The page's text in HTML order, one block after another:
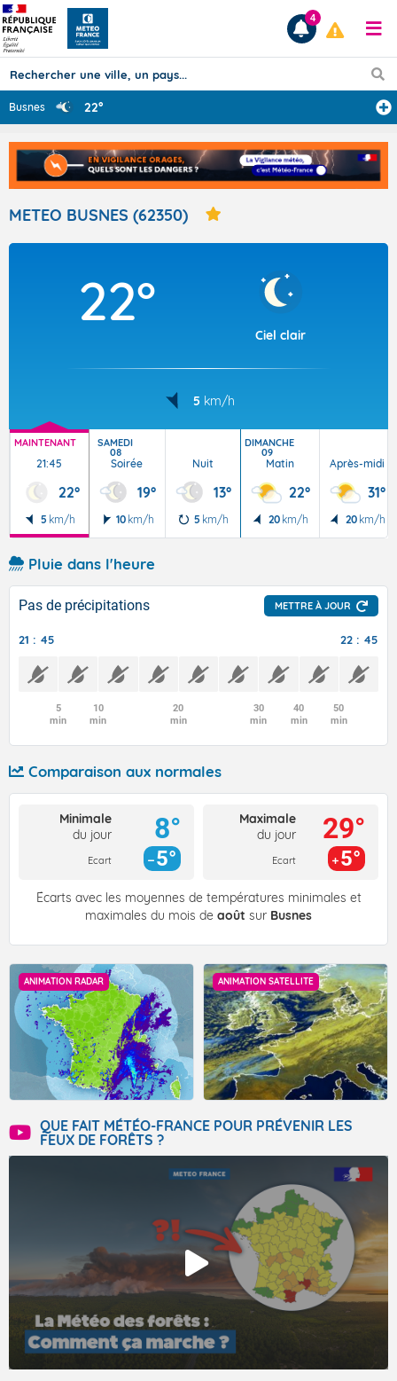
Prévisions
TOUS LES RÉSULTATS
Articles
4
Busnes 22°
METEO BUSNES (62350)
22°
Ciel clair
5 km/h
MAINTENANT
21:45
22°
5 km/h
SAMEDI
08
Soirée
19°
10 km/h
Nuit
13°
5 km/h
DIMANCHE
09
Matin
22°
20 km/h
Après-midi
31°
20 km/h
Pluie dans l'heure
Pas de précipitations METTRE À JOUR
21 : 45 22 : 45
5
min
10
min
20
min
30
min
40
min
50
min
Comparaison aux normales
Minimale
du jour
Ecart
8°
5°
Maximale
du jour
Ecart
29°
5°
Écarts avec les moyennes de températures minimales et
maximales du mois de août sur Busnes
ANIMATION RADAR ANIMATION SATELLITE
QUE FAIT MÉTÉO-FRANCE POUR PRÉVENIR LES
FEUX DE FORÊTS ?